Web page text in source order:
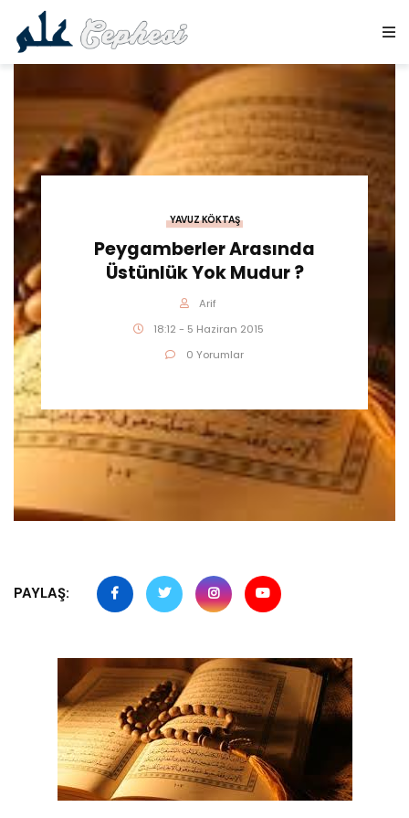
YAVUZ KÖKTAŞ
Peygamberler Arasında
Üstünlük Yok Mudur ?
Arif
18:12 - 5 Haziran 2015
0 Yorumlar
PAYLAŞ: